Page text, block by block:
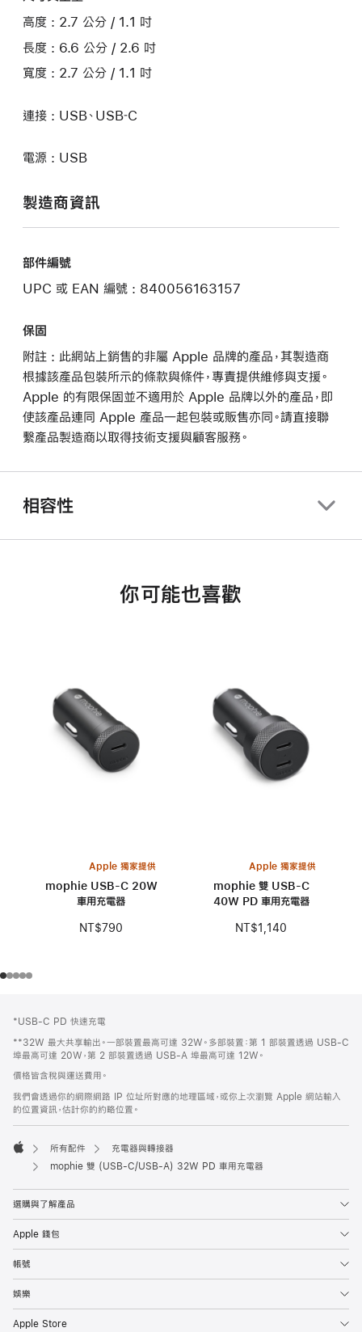
高度 : 2.7 公分 / 1.1 吋
長度 : 6.6 公分 / 2.6 吋
寬度 : 2.7 公分 / 1.1 吋
連接 : USB、USB‑C
電源 : USB
製造商資訊
部件編號
UPC 或 EAN 編號 : 840056163157
保固
附註 : 此網站上銷售的非屬 Apple 品牌的產品，其製造商
根據該產品包裝所示的條款與條件，專責提供維修與支援。
Apple 的有限保固並不適用於 Apple 品牌以外的產品，即
使該產品連同 Apple 產品一起包裝或販售亦同。請直接聯
繫產品製造商以取得技術支援與顧客服務。
相容性
你可能也喜歡
Apple 獨家提供
mophie USB-C 20W
車用充電器
NT$790
Apple 獨家提供
mophie 雙 USB-C
40W PD 車用充電器
NT$1,140
腳
*USB-C PD 快速充電
**32W 最大共享輸出。一部裝置最高可達 32W。多部裝置：第 1 部裝置透過 USB-C
埠最高可達 20W，第 2 部裝置透過 USB-A 埠最高可達 12W。
價格皆含稅與運送費用。
我們會透過你的網際網路 IP 位址所對應的地理區域，或你上次瀏覽 Apple 網站輸入
的位置資訊，估計你的約略位置。
Apple
所有配件
充電器與轉接器
mophie 雙 (USB-C/USB-A) 32W PD 車用充電器
選購與了解產品
Apple 錢包
帳號
娛樂
Apple Store